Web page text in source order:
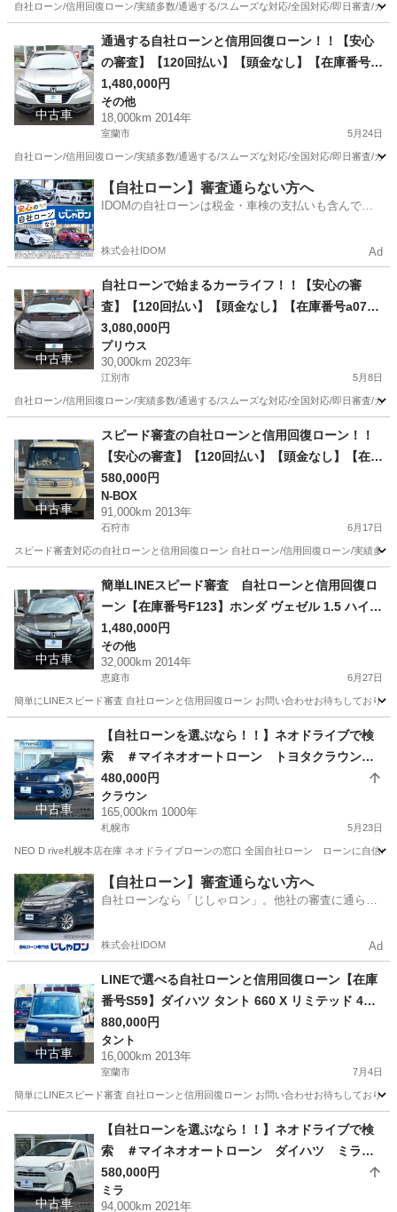
自社ローン/信用回復ローン/実績多数/通過する/スムーズな対応/全国対応/即日審査/カ
デリカ
中古車
通過する自社ローンと信用回復ローン！！【安心
の審査】【120回払い】【頭金なし】【在庫番号c
25】ホンダ ヴェゼル1.5 ハイブリッド X 4WD /リ
ース/ス自社分割 /信用回復ローン/自己破産/債務整
理/他社お断りされた方/お電話での仮審査/
1,480,000円
その他
18,000km 2014年
室蘭市 5月24日
自社ローン/信用回復ローン/実績多数/通過する/スムーズな対応/全国対応/即日審査/カ
北海道 室蘭市 その他 ローン
【自社ローン】審査通らない方へ
IDOMの自社ローンは税金・車検の支払いも含んでい
株式会社IDOM Ad
中古車
自社ローンで始まるカーライフ！！【安心の審
査】【120回払い】【頭金なし】【在庫番号a07
6】トヨタ ヴォクシー2.0 ZS 4WD /リース/ス自
社分割 /信用回復ローン/自己破産/債務整理/他社お
断りされた方/お電話での仮審査/
3,080,000円
プリウス
30,000km 2023年
江別市 5月8日
自社ローン/信用回復ローン/実績多数/通過する/スムーズな対応/全国対応/即日審査/カ
プリウス ローン
中古車
スピード審査の自社ローンと信用回復ローン！！
【安心の審査】【120回払い】【頭金なし】【在庫
番号E21】ホンダ N-BOX660 G Lパッケージ 4W
D/ リース/ス自社分割 /信用回復ローン/自己破産/債
務整理/他社お断りされた方/お電話での仮審査/
580,000円
N-BOX
91,000km 2013年
石狩市 6月17日
スピード審査対応の自社ローンと信用回復ローン 自社ローン/信用回復ローン/実績多
N-BOX ローン
中古車
簡単LINEスピード審査 自社ローンと信用回復ロ
ーン【在庫番号F123】ホンダ ヴェゼル 1.5 ハイブ
リッド X 4WD/ リース/ス自社分割 /信用回復ロー
ン/自己破産/債務整理/他社お断りされた方/お電話
での仮審査/
1,480,000円
その他
32,000km 2014年
恵庭市 6月27日
簡単にLINEスピード審査 自社ローンと信用回復ローン お問い合わせお待ちしており
その他 ローン
中古車
【自社ローンを選ぶなら！！】ネオドライブで検
索 ＃マイネオオートローン トヨタクラウン
エステート2.5アスリートFour 4WD 自社ロー
ン リース 自社分割 債務整理 自己破産 他社
お断りされた方
480,000円
クラウン
165,000km 1000年
札幌市 5月23日
NEO D rive札幌本店在庫 ネオドライブローンの窓口 全国自社ローン ローンに自信
北海道 札幌市 クラウン ローン
【自社ローン】審査通らない方へ
自社ローンなら「じしゃロン」。他社の審査に通らな
株式会社IDOM Ad
中古車
LINEで選べる自社ローンと信用回復ローン【在庫
番号S59】ダイハツ タント 660 X リミテッド 4W
D/ リース/ス自社分割 /信用回復ローン/自己破産/債
務整理/他社お断りされた方/お電話での仮審査/
880,000円
タント
16,000km 2013年
室蘭市 7月4日
簡単にLINEスピード審査 自社ローンと信用回復ローン お問い合わせお待ちしており
タント ローン
中古車
【自社ローンを選ぶなら！！】ネオドライブで検
索 ＃マイネオオートローン ダイハツ ミライ
―ス660X SAⅢ 4WD 自社ローン リース 自
社分割 債務整理 自己破産 他社お断りされた方
580,000円
ミラ
94,000km 2021年